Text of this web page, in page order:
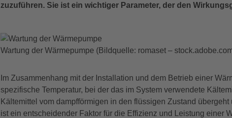
zuzuführen. Sie ist ein wichtiger Parameter, der den
Wartung der Wärmepumpe (Bildquelle: romaset –
Im Zusammenhang mit der Installation und dem Betrieb einer
spezifische Temperatur, bei der das im System verwendete
Kältemittel vom dampfförmigen in den flüssigen Zustand
ist ein entscheidender Faktor für die Effizienz und Leistung einer